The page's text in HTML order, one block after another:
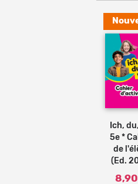
Ich,
5e *
de
(Ed.